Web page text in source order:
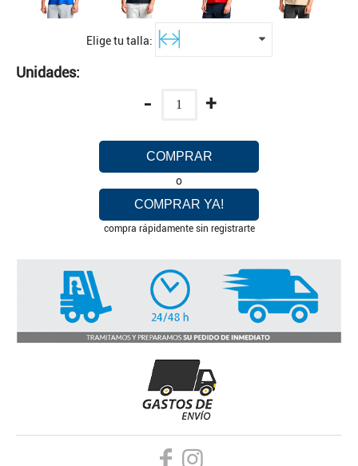
Elige tu talla:
Unidades:
- +
COMPRAR
o
COMPRAR YA!
compra rápidamente sin registrarte